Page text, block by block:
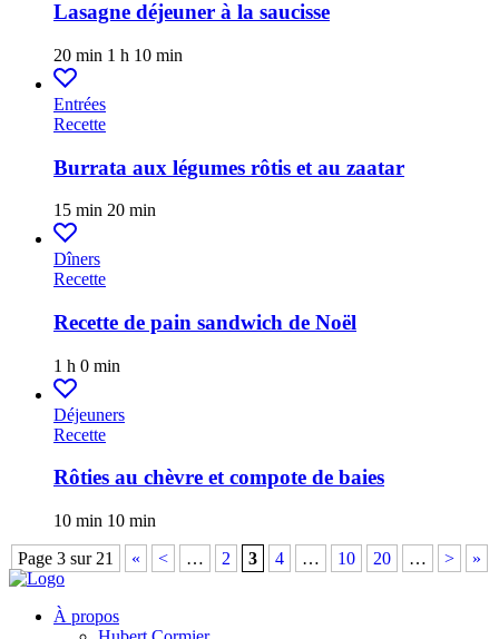
Lasagne déjeuner à la saucisse
20 min 1 h 10 min
Entrées
Recette
Burrata aux légumes rôtis et au zaatar
15 min 20 min
Dîners
Recette
Recette de pain sandwich de Noël
1 h 0 min
Déjeuners
Recette
Rôties au chèvre et compote de baies
10 min 10 min
Page 3 sur 21
« < … 2 3 4 … 10 20 … > »
À propos